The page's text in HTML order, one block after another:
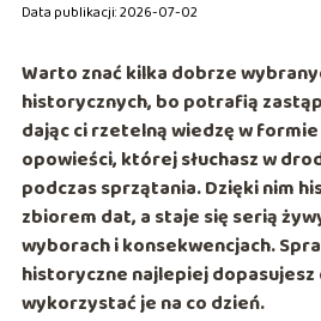
Data publikacji: 2026-07-02
Warto znać kilka dobrze
historycznych, bo potrafią
dając ci rzetelną wiedzę w
opowieści, której słuchasz w
podczas sprzątania. Dzięki nim
zbiorem dat, a staje się serią
wyborach i konsekwencjach.
historyczne najlepiej dopasujesz
wykorzystać je na co dzień.